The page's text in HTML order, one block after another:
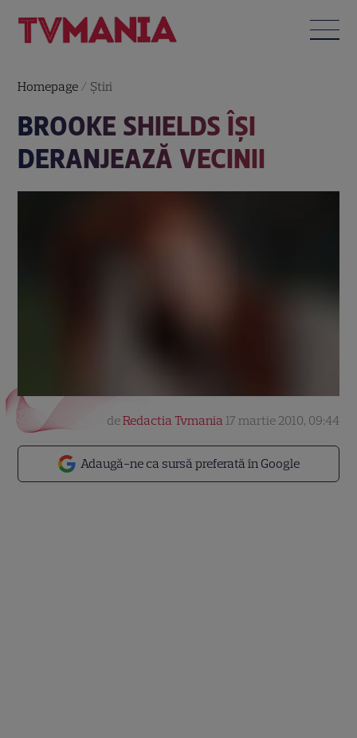
Homepage / Știri
BROOKE SHIELDS ÎŞI
DERANJEAZĂ VECINII
Adaugă-ne ca sursă preferată în Google
deRedactia Tvmania 17 martie 2010, 09:44